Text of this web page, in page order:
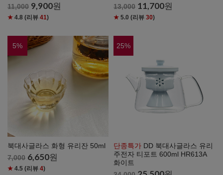
11,000 9,900원
★ 4.8 (리뷰 41)
13,000 11,700원
★ 5.0 (리뷰30)
5%
북대사글라스 화형 유리잔 50ml
7,000 6,650원
★ 4.5 (리뷰 4)
25%
단종특가 DD 북대사글라스 유리
주전자 티포트 600ml HR613A
화이트